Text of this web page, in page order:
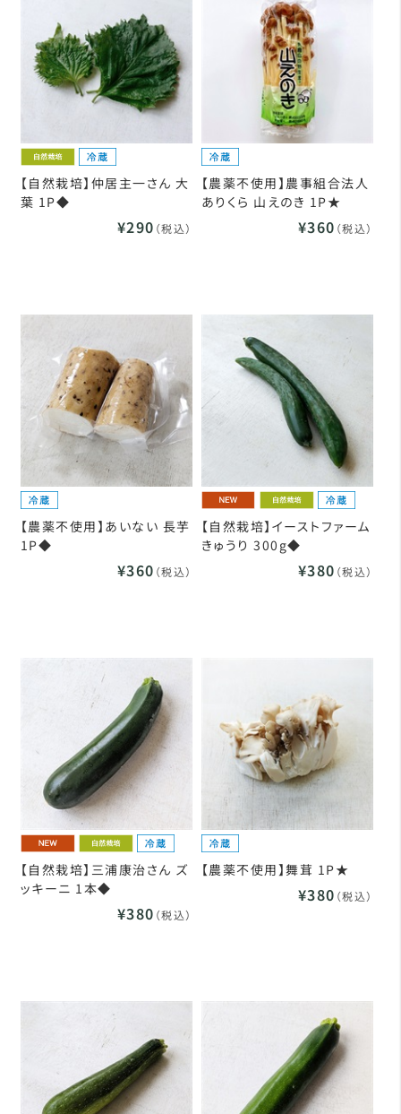
【自然栽培】仲居主一さん 大
葉 1P◆
¥290 （税込）
【農薬不使用】農事組合法人
ありくら 山えのき 1P★
¥360 （税込）
【農薬不使用】あいない 長芋
1P◆
¥360 （税込）
【自然栽培】イーストファーム
きゅうり 300g◆
¥380 （税込）
【自然栽培】三浦康治さん ズ
ッキーニ 1本◆
¥380 （税込）
【農薬不使用】舞茸 1P★
¥380 （税込）